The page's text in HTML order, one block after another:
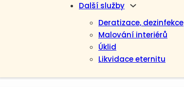
Další služby
Deratizace, dezinfekce
Malování interiérů
Úklid
Likvidace eternitu